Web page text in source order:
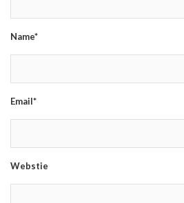
Name*
Email*
Webstie